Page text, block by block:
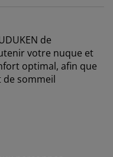
de
votre nuque et
optimal, afin que
sommeil